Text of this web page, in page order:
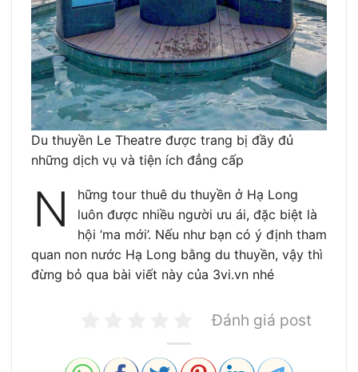
Du thuyền Le Theatre được trang bị đầy đủ
những dịch vụ và tiện ích đẳng cấp
N
hững tour thuê du thuyền ở Hạ Long
luôn được nhiều người ưu ái, đặc biệt là
hội ‘ma mới’. Nếu như bạn có ý định tham
quan non nước Hạ Long bằng du thuyền, vậy thì
đừng bỏ qua bài viết này của 3vi.vn nhé
Đánh giá post